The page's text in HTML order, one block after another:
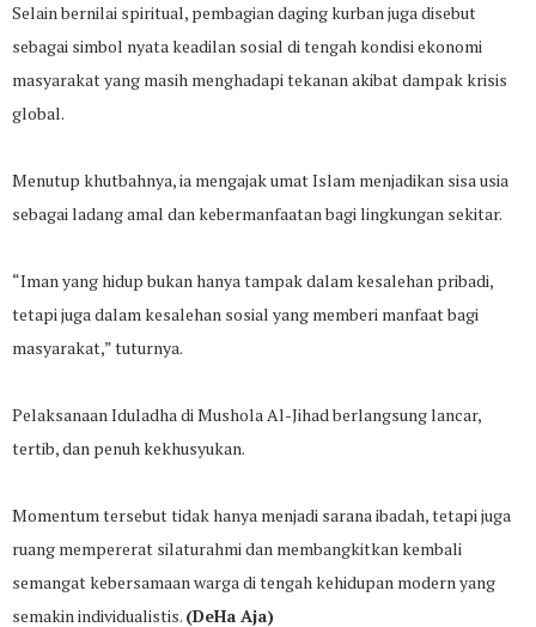
Selain bernilai spiritual, pembagian daging kurban juga disebut
sebagai simbol nyata keadilan sosial di tengah kondisi ekonomi
masyarakat yang masih menghadapi tekanan akibat dampak krisis
global.
Menutup khutbahnya, ia mengajak umat Islam menjadikan sisa usia
sebagai ladang amal dan kebermanfaatan bagi lingkungan sekitar.
“Iman yang hidup bukan hanya tampak dalam kesalehan pribadi,
tetapi juga dalam kesalehan sosial yang memberi manfaat bagi
masyarakat,” tuturnya.
Pelaksanaan Iduladha di Mushola Al-Jihad berlangsung lancar,
tertib, dan penuh kekhusyukan.
Momentum tersebut tidak hanya menjadi sarana ibadah, tetapi juga
ruang mempererat silaturahmi dan membangkitkan kembali
semangat kebersamaan warga di tengah kehidupan modern yang
semakin individualistis. (DeHa Aja)